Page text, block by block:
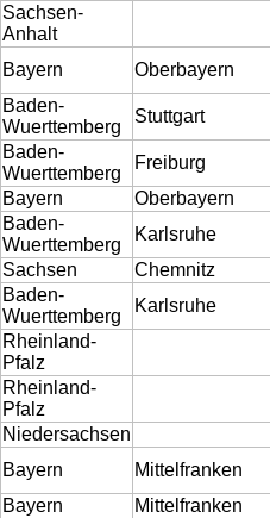
Sachsen-
Anhalt
Bayern
Oberbayern
Baden-
Wuerttemberg
Stuttgart
Baden-
Wuerttemberg
Freiburg
Bayern
Oberbayern
Baden-
Wuerttemberg
Karlsruhe
Sachsen
Chemnitz
Baden-
Wuerttemberg
Karlsruhe
Rheinland-
Pfalz
Rheinland-
Pfalz
Niedersachsen
Bayern
Mittelfranken
Bayern
Mittelfranken